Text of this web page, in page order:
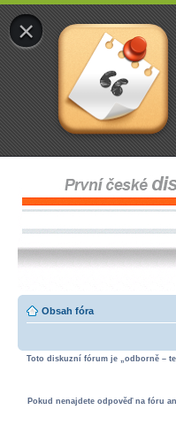
×
Obsah fóra
Toto diskuzní fórum je „odborně –
Pokud nenajdete odpověď na fóru